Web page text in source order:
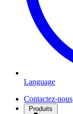
Language
Contactez-nous
Produits